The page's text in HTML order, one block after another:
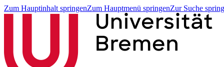
Zum Hauptinhalt springenZum Hauptmenü springenZur Suche